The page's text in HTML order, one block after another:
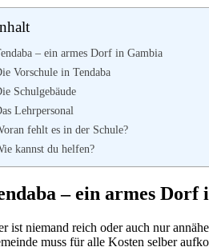
– ein armes Dorf in Gambia
Vorschule in Tendaba
Schulgebäude
Lehrpersonal
fehlt es in der Schule?
kannst du helfen?
– ein armes Dorf
ist niemand reich oder auch nur
muss für alle Kosten selber